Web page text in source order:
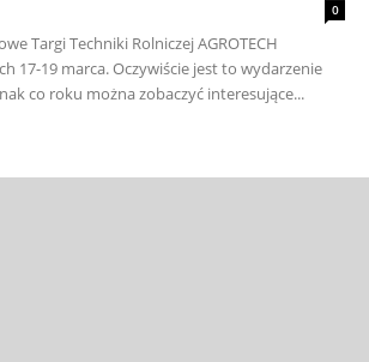
0
Targi Techniki Rolniczej AGROTECH
17-19 marca. Oczywiście jest to wydarzenie
co roku można zobaczyć interesujące...